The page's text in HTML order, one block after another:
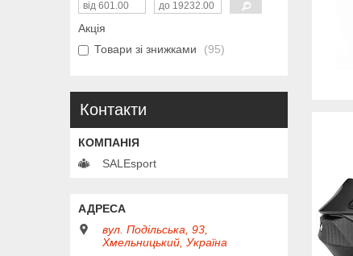
Акція
Товари зі знижками
95
Контакти
SALEsport
вул. Подільська, 93,
Хмельницький, Україна